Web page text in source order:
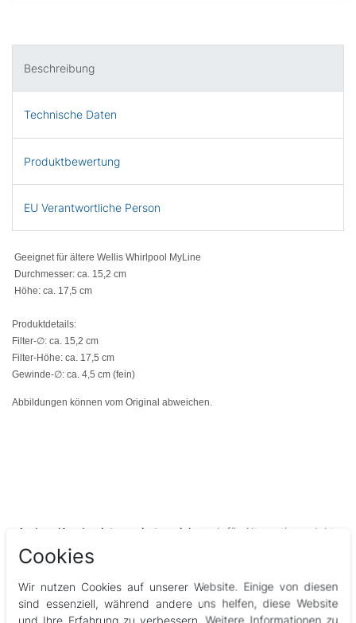
Beschreibung
Technische Daten
Produktbewertung
EU Verantwortliche Person
Geeignet für ältere Wellis Whirlpool MyLine
Durchmesser: ca. 15,2 cm
Höhe: ca. 17,5 cm
Produktdetails:
Filter-∅: ca. 15,2 cm
Filter-Höhe: ca. 17,5 cm
Gewinde-∅: ca. 4,5 cm (fein)
Abbildungen können vom Original abweichen.
Andere Kunden interessierten sich auch für Alternativprodukte
Cookies
Wir nutzen Cookies auf unserer Website. Einige von diesen
sind essenziell, während andere uns helfen, diese Website
und Ihre Erfahrung zu verbessern. Weitere Informationen zu